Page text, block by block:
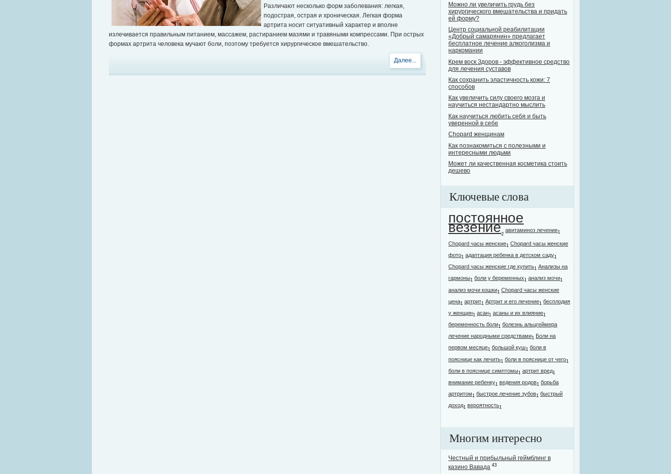
Различают несколько форм заболевания: легкая,
подострая, острая и хроническая. Легкая форма
артрита носит ситуативный характер и вполне
излечивается правильным питанием, массажем, растиранием мазями и травяными компрессами. При острых
формах артрита человека мучают боли, поэтому требуется хирургическое вмешательство.
Далее...
Можно ли увеличить грудь без
хирургического вмешательства и придать
ей форму?
Центр социальной реабилитации
«Добрый самарянин» предлагает
бесплатное лечение алкоголизма и
наркомании
Крем воск Здоров - эффективное средство
для лечения суставов
Как сохранить эластичность кожи: 7
способов
Как увеличить силу своего мозга и
научиться нестандартно мыслить
Как научиться любить себя и быть
уверенной в себе
Chopard женщинам
Как познакомиться с полезными и
интересными людьми
Может ли качественная косметика стоить
дешево
Ключевые слова
постоянное
везение2
авитаминоз лечение1
Chopard часы женские1 Chopard часы женские
фото1 адаптация ребенка в детском саду1
Chopard часы женские где купить1 Анализы на
гармоны1 боли у беременных1 анализ мочи1
анализ мочи кошки1 Chopard часы женские
цена1 артрит1 Артрит и его лечение1 бесплодия
у женщин1 асан1 асаны и их влияние1
беременность боли1 болезнь альцгеймера
лечение народными средствами1 Боли на
первом месяце1 большой куш1 боли в
пояснице как лечить1 боли в пояснице от чего1
боли в пояснице симптомы1 артрит вред1
внимание ребенку1 ведения родов1 борьба
артритом1 быстрое лечение зубов1 быстрый
доход1 вероятность1
Многим интересно
Честный и прибыльный геймблинг в
казино Вавада 43